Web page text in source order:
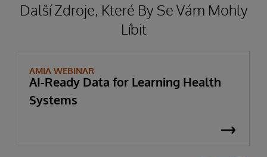
Další Zdroje, Které By Se Vám Mohly
Líbit
AMIA WEBINAR
AI-Ready Data for Learning Health
Systems